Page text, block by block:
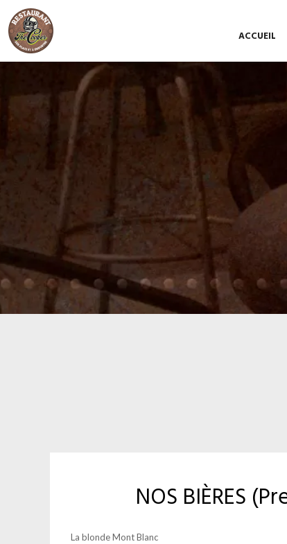
ACCUEIL
NOS BIÈRES
La blonde Mont Blanc